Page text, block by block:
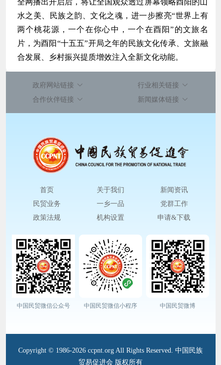
全网播出开启后，将让全国观众透过屏幕领略酉阳的山
水之美、民族之韵、文化之魂，进一步擦亮“世界上有
两个桃花源，一个在你心中，一个在酉阳”的文旅名
片，为酉阳“十五五”开局之年的民族文化传承、文旅融
合发展、乡村振兴提质增效注入全新文化动能。
政府网站链接
行业相关链接
合作伙伴链接
新闻媒体链接
首页 关于我们
新闻资讯
民贸业务
一乡一品
党群工作
政策法规
机构设置 申请&下载
中国民贸微信公众号 中国民贸微信小程序 中国民贸微博
Copyright © 1986-2026 ccpnt.org All Rights Reserved. 中国民族
贸易促进会 版权所有